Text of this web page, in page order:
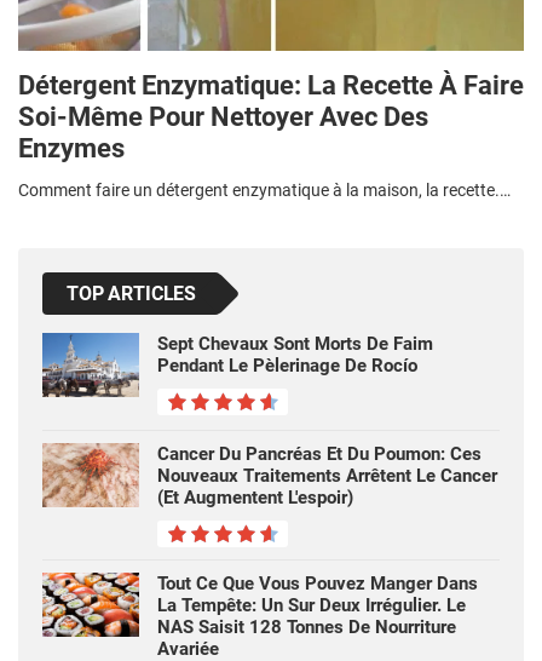
Détergent Enzymatique: La Recette À Faire
Soi-Même Pour Nettoyer Avec Des
Enzymes
Comment faire un détergent enzymatique à la maison, la recette.…
TOP ARTICLES
Sept Chevaux Sont Morts De Faim
Pendant Le Pèlerinage De Rocío
Cancer Du Pancréas Et Du Poumon: Ces
Nouveaux Traitements Arrêtent Le Cancer
(et Augmentent L'espoir)
Tout Ce Que Vous Pouvez Manger Dans
La Tempête: Un Sur Deux Irrégulier. Le
NAS Saisit 128 Tonnes De Nourriture
Avariée